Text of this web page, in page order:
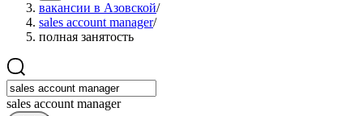
вакансии в Азовской/
sales account manager/
полная занятость
sales account manager